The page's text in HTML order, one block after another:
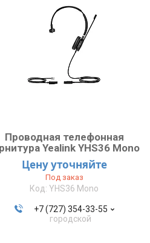
Проводная телефонная
Yealink YHS36 Mono
Цену уточняйте
Под заказ
YHS36 Mono
+7 (727) 354-33-55
городской